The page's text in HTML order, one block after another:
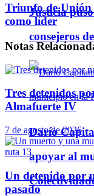
Justicia
consejeros
Darío
apoyar al
Triunfo de Unión
como líder
Notas
Tres detenidos
Almafuerte IV
7 de agosto de 2026
Un detenido por
pasado